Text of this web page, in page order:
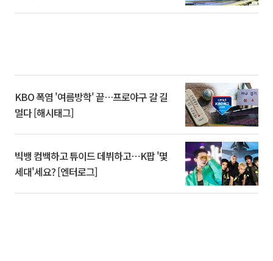
KBO 폭염 '여름방학' 끝…프로야구 갈 길
멀다 [해시태그]
빅뱅 컴백하고 튜이드 데뷔하고⋯K팝 '몇
세대'세요? [엔터로그]